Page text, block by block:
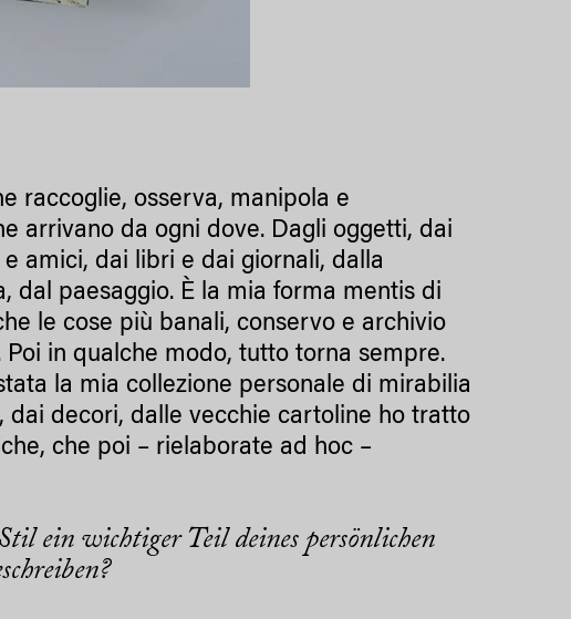
raccoglie, osserva, manipola e
arrivano da ogni dove. Dagli oggetti, dai
amici, dai libri e dai giornali, dalla
dal paesaggio. È la mia forma mentis di
le cose più banali, conservo e archivio
in qualche modo, tutto torna sempre.
la mia collezione personale di mirabilia
decori, dalle vecchie cartoline ho tratto
che poi – rielaborate ad hoc –
ein wichtiger Teil deines persönlichen